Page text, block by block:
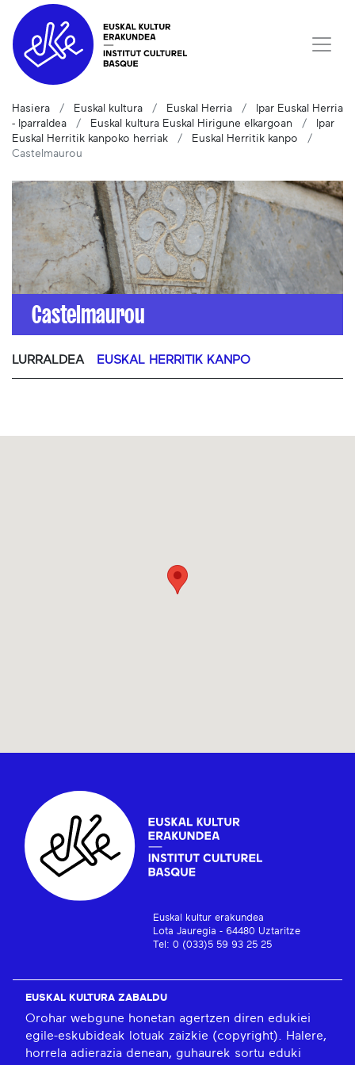
Hasiera Euskal kultura Euskal Herria
Ipar Euskal Herria
- Iparraldea
Euskal kultura Euskal Hirigune elkargoan
Ipar
Euskal Herritik kanpoko herriak
Euskal Herritik kanpo
Castelmaurou
Castelmaurou
LURRALDEA EUSKAL HERRITIK KANPO
Euskal kultur erakundea
Lota Jauregia - 64480 Uztaritze
Tel: 0 (033)5 59 93 25 25
EUSKAL KULTURA ZABALDU
Orohar webgune honetan agertzen diren edukiei
egile-eskubideak lotuak zaizkie (copyright). Halere,
horrela adierazia denean, guhaurek sortu eduki